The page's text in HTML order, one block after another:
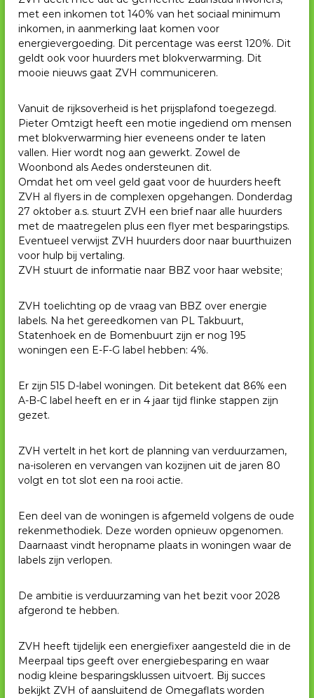
met een inkomen tot 140% van het sociaal minimum
inkomen, in aanmerking laat komen voor
energievergoeding. Dit percentage was eerst 120%. Dit
geldt ook voor huurders met blokverwarming. Dit
mooie nieuws gaat ZVH communiceren.
Vanuit de rijksoverheid is het prijsplafond toegezegd.
Pieter Omtzigt heeft een motie ingediend om mensen
met blokverwarming hier eveneens onder te laten
vallen. Hier wordt nog aan gewerkt. Zowel de
Woonbond als Aedes ondersteunen dit.
Omdat het om veel geld gaat voor de huurders heeft
ZVH al flyers in de complexen opgehangen. Donderdag
27 oktober a.s. stuurt ZVH een brief naar alle huurders
met de maatregelen plus een flyer met besparingstips.
Eventueel verwijst ZVH huurders door naar buurthuizen
voor hulp bij vertaling.
ZVH stuurt de informatie naar BBZ voor haar website;
ZVH toelichting op de vraag van BBZ over energie
labels. Na het gereedkomen van PL Takbuurt,
Statenhoek en de Bomenbuurt zijn er nog 195
woningen een E-F-G label hebben: 4%.
Er zijn 515 D-label woningen. Dit betekent dat 86% een
A-B-C label heeft en er in 4 jaar tijd flinke stappen zijn
gezet.
ZVH vertelt in het kort de planning van verduurzamen,
na-isoleren en vervangen van kozijnen uit de jaren 80
volgt en tot slot een na rooi actie.
Een deel van de woningen is afgemeld volgens de oude
rekenmethodiek. Deze worden opnieuw opgenomen.
Daarnaast vindt heropname plaats in woningen waar de
labels zijn verlopen.
De ambitie is verduurzaming van het bezit voor 2028
afgerond te hebben.
ZVH heeft tijdelijk een energiefixer aangesteld die in de
Meerpaal tips geeft over energiebesparing en waar
nodig kleine besparingsklussen uitvoert. Bij succes
bekijkt ZVH of aansluitend de Omegaflats worden